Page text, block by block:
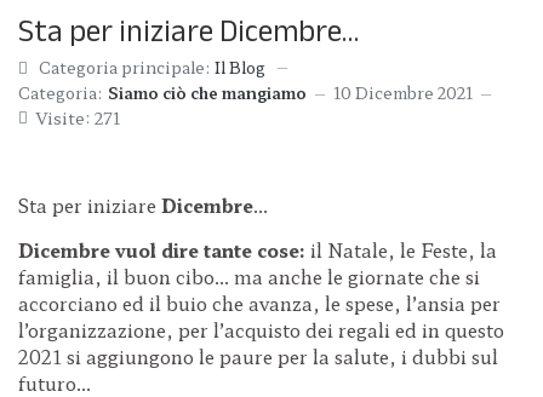
Sta per iniziare Dicembre…
Categoria principale: Il Blog
Categoria: Siamo ciò che mangiamo
10 Dicembre 2021
Visite: 271
Sta per iniziare Dicembre…
Dicembre vuol dire tante cose: il Natale, le Feste, la
famiglia, il buon cibo… ma anche le giornate che si
accorciano ed il buio che avanza, le spese, l’ansia per
l’organizzazione, per l’acquisto dei regali ed in questo
2021 si aggiungono le paure per la salute, i dubbi sul
futuro…